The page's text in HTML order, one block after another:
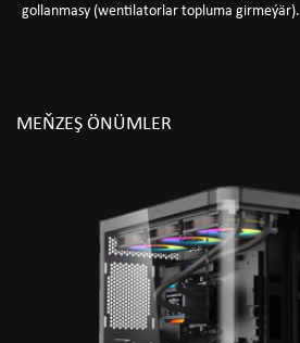
gollanmasy (wentilatorlar topluma girmeýär).
MEŇZEŞ ÖNÜMLER